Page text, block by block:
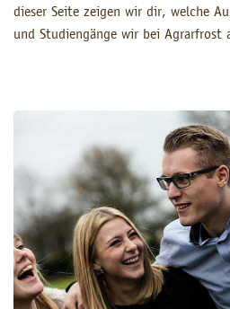
dieser Seite zeigen wir dir, welche
und Studiengänge wir bei Agrarfrost